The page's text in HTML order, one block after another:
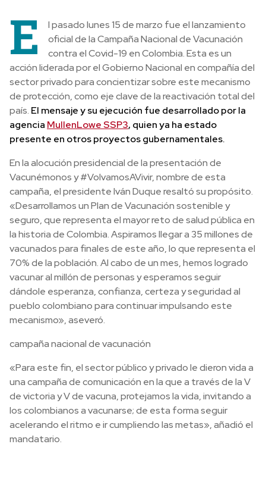
E
l pasado lunes 15 de marzo fue el lanzamiento
oficial de la Campaña Nacional de Vacunación
contra el Covid-19 en Colombia. Esta es un
acción liderada por el Gobierno Nacional en compañía del
sector privado para concientizar sobre este mecanismo
de protección, como eje clave de la reactivación total del
país. El mensaje y su ejecución fue desarrollado por la
agencia MullenLowe SSP3, quien ya ha estado
presente en otros proyectos gubernamentales.
En la alocución presidencial de la presentación de
Vacunémonos y #VolvamosAVivir, nombre de esta
campaña, el presidente Iván Duque resaltó su propósito.
«Desarrollamos un Plan de Vacunación sostenible y
seguro, que representa el mayor reto de salud pública en
la historia de Colombia. Aspiramos llegar a 35 millones de
vacunados para finales de este año, lo que representa el
70% de la población. Al cabo de un mes, hemos logrado
vacunar al millón de personas y esperamos seguir
dándole esperanza, confianza, certeza y seguridad al
pueblo colombiano para continuar impulsando este
mecanismo», aseveró.
campaña nacional de vacunación
«Para este fin, el sector público y privado le dieron vida a
una campaña de comunicación en la que a través de la V
de victoria y V de vacuna, protejamos la vida, invitando a
los colombianos a vacunarse; de esta forma seguir
acelerando el ritmo e ir cumpliendo las metas», añadió el
mandatario.